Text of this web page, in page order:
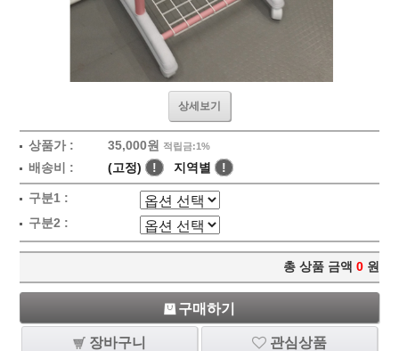
상세보기
상품가 : 35,000원 적립금:1%
배송비 : (고정) ! 지역별 !
구분1 :
구분2 :
총 상품 금액 0 원
구매하기
장바구니 관심상품